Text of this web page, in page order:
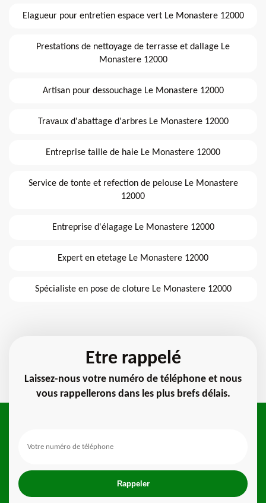
Elagueur pour entretien espace vert Le Monastere 12000
Prestations de nettoyage de terrasse et dallage Le
Monastere 12000
Artisan pour dessouchage Le Monastere 12000
Travaux d'abattage d'arbres Le Monastere 12000
Entreprise taille de haie Le Monastere 12000
Service de tonte et refection de pelouse Le Monastere
12000
Entreprise d'élagage Le Monastere 12000
Expert en etetage Le Monastere 12000
Spécialiste en pose de cloture Le Monastere 12000
Etre rappelé
Laissez-nous votre numéro de téléphone et nous
vous rappellerons dans les plus brefs délais.